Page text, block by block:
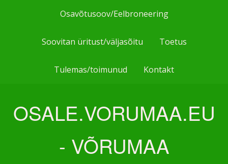
Osavõtusoov/Eelbroneering
Soovitan üritust/väljasõitu Toetus
Tulemas/toimunud Kontakt
OSALE.VORUMAA.EU
- VÕRUMAA